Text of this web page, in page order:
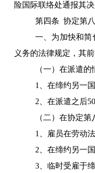
险国际联络处通报其
第四条 协定第
一、为加快和简
义务的法律规定，其
（一）在派遣的
1
、在缔约另一
2 、在派遣之后50
（二）在协定
1
、雇员在劳动
2 、在缔约另一
3 、临时受雇于